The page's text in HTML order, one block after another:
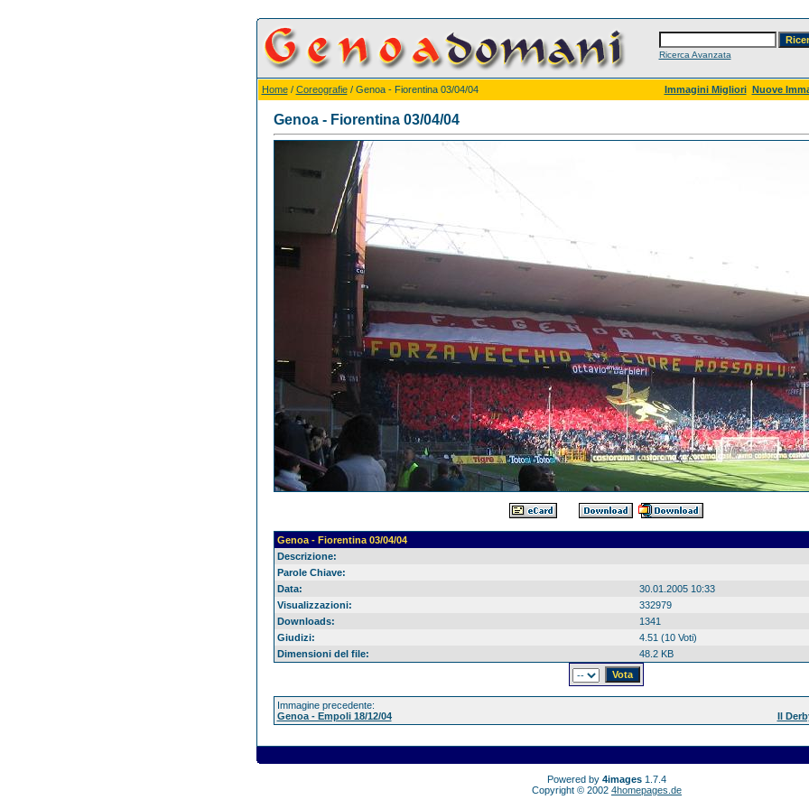
Ricerca Avanzata
Home/ Coreografie/ Genoa - Fiorentina 03/04/04 Immagini Migliori Nuove
Genoa - Fiorentina 03/04/04
Genoa - Fiorentina 03/04/04
Descrizione:
Parole Chiave:
Data:
30.01.2005 10:33
Visualizzazioni:
332979
Downloads:
1341
Giudizi:
4.51 (10 Voti)
Dimensioni del file:
48.2 KB
Immagine precedente:
Genoa - Empoli 18/12/04
Il
Powered by 4images 1.7.4
Copyright © 2002 4homepages.de